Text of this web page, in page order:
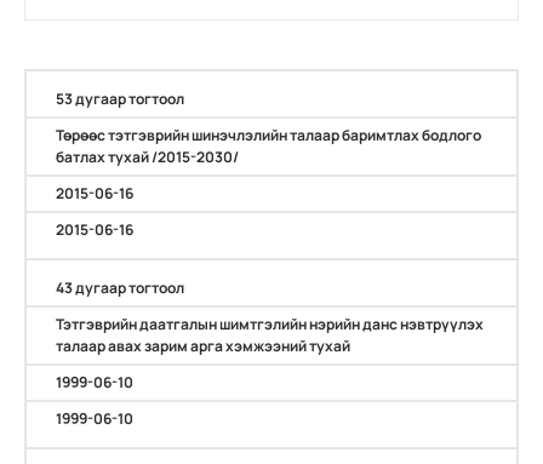
53 дугаар тогтоол
Төрөөс тэтгэврийн шинэчлэлийн талаар баримтлах бодлого
батлах тухай /2015-2030/
2015-06-16
2015-06-16
43 дугаар тогтоол
Тэтгэврийн даатгалын шимтгэлийн нэрийн данс нэвтрүүлэх
талаар авах зарим арга хэмжээний тухай
1999-06-10
1999-06-10